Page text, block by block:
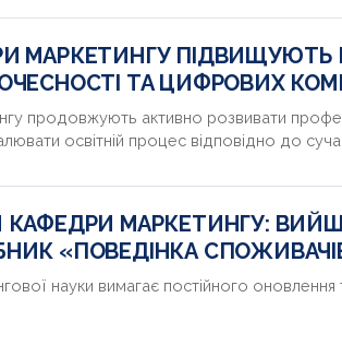
МАРКЕТИНГУ ПІДВИЩУЮТЬ
ТА ЦИФРОВИХ
продовжують активно розвивати
освітній процес відповідно до
КАФЕДРИ МАРКЕТИНГУ:
«ПОВЕДІНКА
науки вимагає постійного оновлення